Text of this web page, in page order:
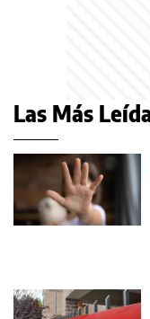
Las Más